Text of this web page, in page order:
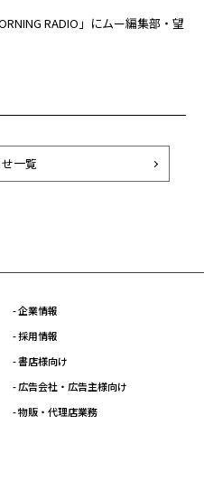
RADIO」にムー編集部・望
一覧
- 企業情報
- 採用情報
- 書店様向け
- 広告会社・広告主様向け
- 物販・代理店業務